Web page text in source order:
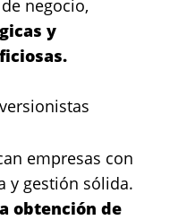
negocio,
y
empresas con
y gestión sólida.
obtención de